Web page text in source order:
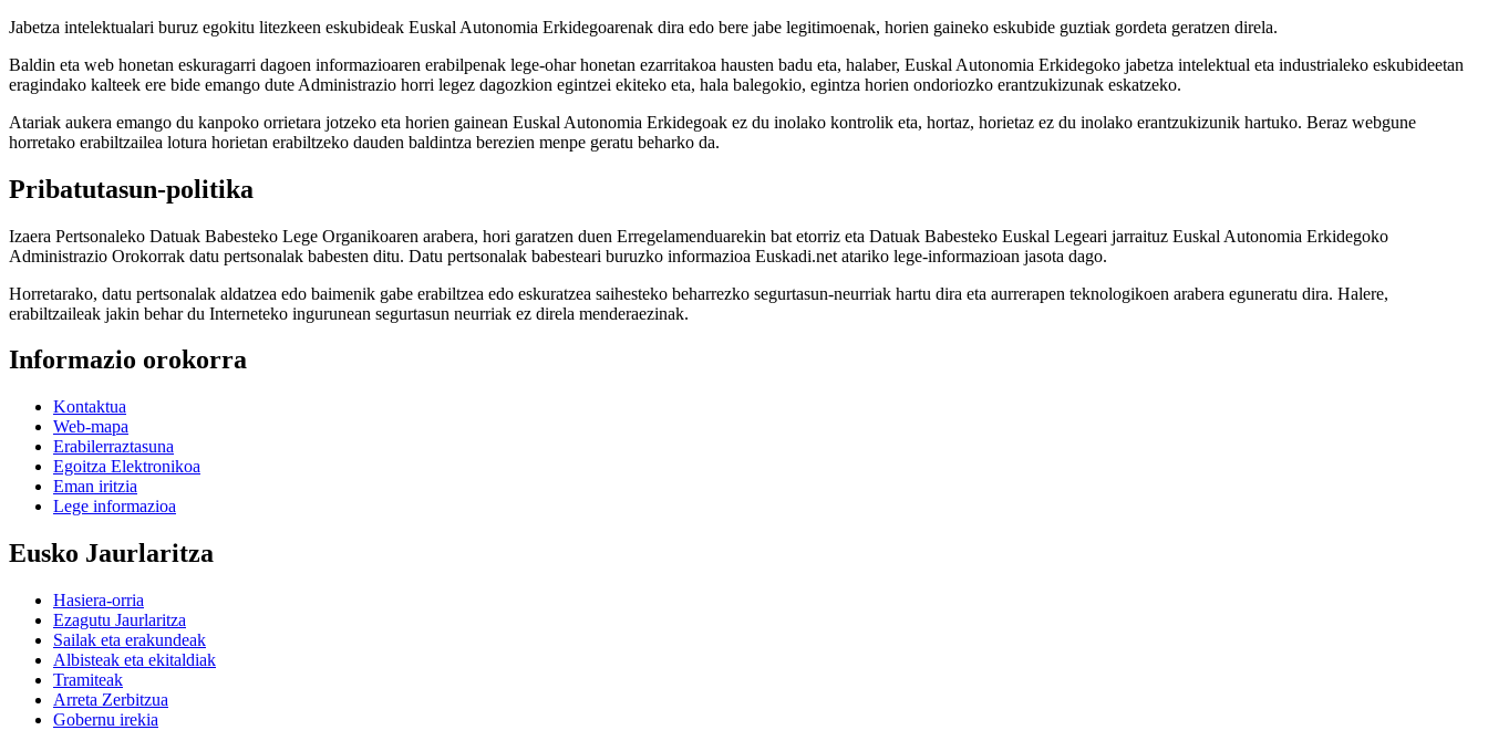
Jabetza intelektualari buruz egokitu litezkeen eskubideak Euskal Autonomia Erkidegoarenak dira edo bere jabe legitimoenak, horien gaineko eskubide guztiak gordeta geratzen direla.
Baldin eta web honetan eskuragarri dagoen informazioaren erabilpenak lege-ohar honetan ezarritakoa hausten badu eta, halaber, Euskal Autonomia Erkidegoko jabetza intelektual eta industrialeko eskubideetan
eragindako kalteek ere bide emango dute Administrazio horri legez dagozkion egintzei ekiteko eta, hala balegokio, egintza horien ondoriozko erantzukizunak eskatzeko.
Atariak aukera emango du kanpoko orrietara jotzeko eta horien gainean Euskal Autonomia Erkidegoak ez du inolako kontrolik eta, hortaz, horietaz ez du inolako erantzukizunik hartuko. Beraz webgune
horretako erabiltzailea lotura horietan erabiltzeko dauden baldintza berezien menpe geratu beharko da.
Pribatutasun-politika
Izaera Pertsonaleko Datuak Babesteko Lege Organikoaren arabera, hori garatzen duen Erregelamenduarekin bat etorriz eta Datuak Babesteko Euskal Legeari jarraituz Euskal Autonomia Erkidegoko
Administrazio Orokorrak datu pertsonalak babesten ditu. Datu pertsonalak babesteari buruzko informazioa Euskadi.net atariko lege-informazioan jasota dago.
Horretarako, datu pertsonalak aldatzea edo baimenik gabe erabiltzea edo eskuratzea saihesteko beharrezko segurtasun-neurriak hartu dira eta aurrerapen teknologikoen arabera eguneratu dira. Halere,
erabiltzaileak jakin behar du Interneteko ingurunean segurtasun neurriak ez direla menderaezinak.
Informazio orokorra
Kontaktua
Web-mapa
Erabilerraztasuna
Egoitza Elektronikoa
Eman iritzia
Lege informazioa
Eusko Jaurlaritza
Hasiera-orria
Ezagutu Jaurlaritza
Sailak eta erakundeak
Albisteak eta ekitaldiak
Tramiteak
Arreta Zerbitzua
Gobernu irekia